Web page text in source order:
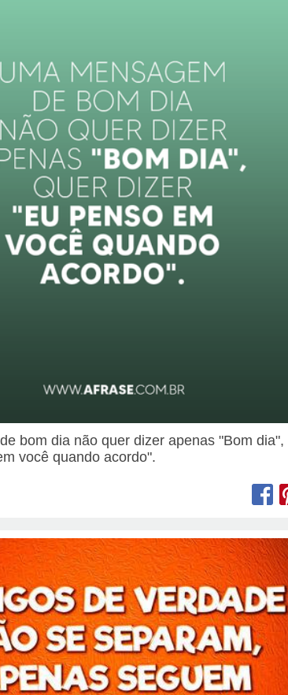
bom dia não quer dizer apenas "Bom dia",
você quando acordo".